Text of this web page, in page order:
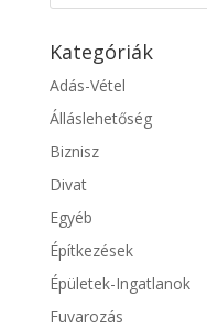
Kategóriák
Adás-Vétel
Álláslehetőség
Biznisz
Divat
Egyéb
Építkezések
Épületek-Ingatlanok
Fuvarozás